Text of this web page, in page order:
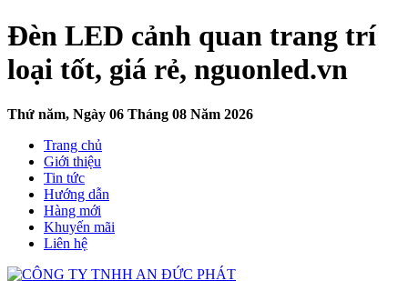
Đèn LED cảnh quan trang trí
loại tốt, giá rẻ, nguonled.vn
Thứ năm, Ngày 06 Tháng 08 Năm 2026
Trang chủ
Giới thiệu
Tin tức
Hướng dẫn
Hàng mới
Khuyến mãi
Liên hệ